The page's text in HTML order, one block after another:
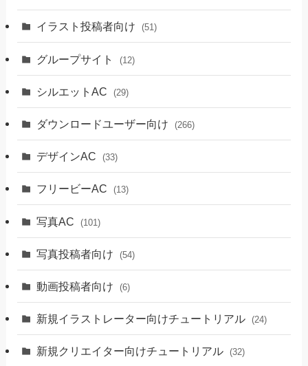
イラスト投稿者向け (51)
グループサイト (12)
シルエットAC (29)
ダウンロードユーザー向け (266)
デザインAC (33)
フリービーAC (13)
写真AC (101)
写真投稿者向け (54)
動画投稿者向け (6)
新規イラストレーター向けチュートリアル (24)
新規クリエイター向けチュートリアル (32)